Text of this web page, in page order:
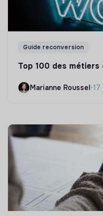
Guide reconversion
Top 100 des
Marianne Roussel•